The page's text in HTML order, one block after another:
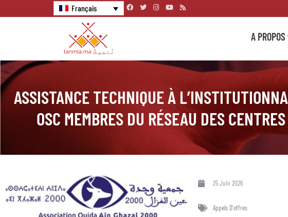
Français
A PROPOS
ASSISTANCE TECHNIQUE À
OSC MEMBRES DU RÉSEAU DES
25 Juin 2026
Appels D'offres